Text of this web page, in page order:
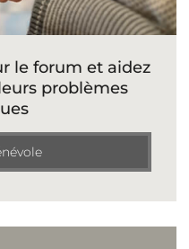
le forum et aidez
problèmes